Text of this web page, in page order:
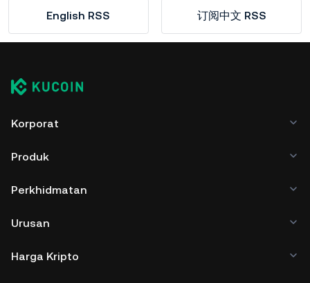
English RSS 订阅中文 RSS
Korporat
Produk
Perkhidmatan
Urusan
Harga Kripto